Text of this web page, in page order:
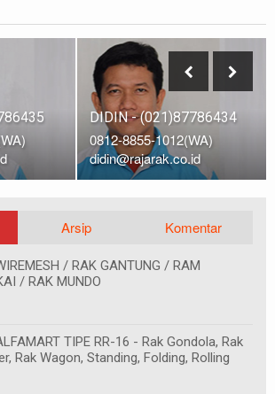
DIDIN - (021)87786434
0812-8855-1012(WA)
didin@rajarak.co.id
Arsip Komentar
/ RAK GANTUNG / RAM
/ RAK MUNDO
TIPE RR-16 - Rak Gondola, Rak
Rak Wagon, Standing, Folding, Rolling